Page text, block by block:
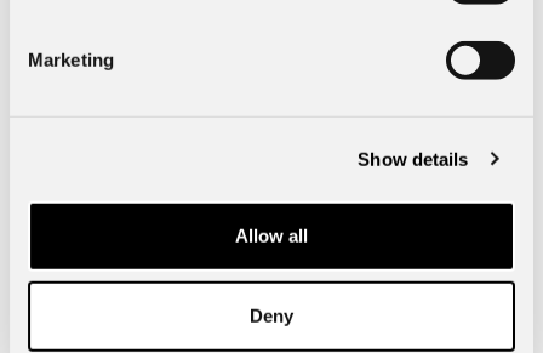
Marketing
Show details
Allow all
Deny
Kinna Bil